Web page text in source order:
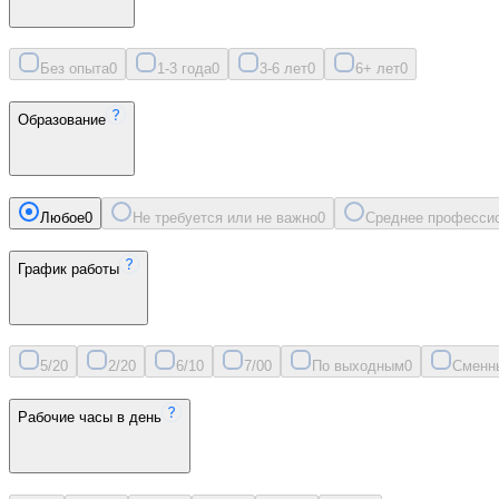
Без опыта0 1-3 года0 3-6 лет0 6+ лет0
Образование
Любое0 Не требуется или не важно0 Среднее
График работы
5/20 2/20 6/10 7/00 По выходным0
Рабочие часы в день